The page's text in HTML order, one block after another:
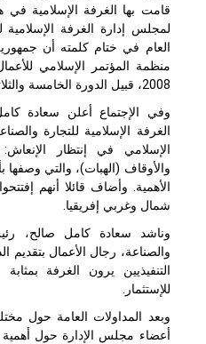
قامت بها الغرفة الإسلامية في
لمجلس إدارة الغرفة الإسلامية
العام في ختام كلمته أن
2008، قبيل الدورة الخامسة والثلاثين لمجلس وزراء الخارجية.
وفي الإجتماع أعلن سعادة
الغرفة الإسلامية للتجارة
الإسلامي في إنتظار الإنعاش:
والأوقاف (الهبات)، والتي وصفها
الأهمية. وأضاف قائلا أنهم
شمال وغربي إفريقيا.
وناشد سعادة كامل صالح، رئيس
والصناعة، رجال الأعمال بتقديم
التنفيذيين يرون الغرفة
للإستثمار.
وبعد المداولات العامة حول
أعضاء مجلس الإدارة حول أهمية